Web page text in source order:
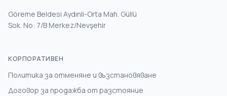
Göreme Beldesi Aydınli-Orta Mah. Güllü
Sok. No: 7/B Merkez/Nevşehir
КОРПОРАТИВЕН
Политика за отменяне и възстановяване
Договор за продажба от разстояние